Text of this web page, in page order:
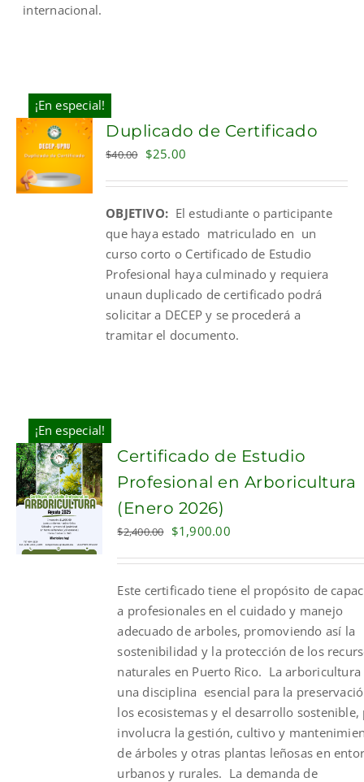
internacional.
¡En especial!
ADD TO
CART
Duplicado de Certificado
$40.00 Original
$40.00.
$25.00
$25.00.
OBJETIVO: El estudiante o participante
que haya estado matriculado en un
curso corto o Certificado de Estudio
Profesional haya culminado y requiera
unaun duplicado de certificado podrá
solicitar a DECEP y se procederá a
tramitar el documento.
¡En especial!
ADD TO
CART
Certificado de Estudio
Profesional en Arboricultura
(Enero 2026)
$2,400.00 Original
$2,400.00.
$1,900.00Current
$1,900.00.
Este certificado tiene el propósito de
a profesionales en el cuidado y manejo
adecuado de arboles, promoviendo así la
sostenibilidad y la protección de los
naturales en Puerto Rico. La arboricultura
una disciplina esencial para la
los ecosistemas y el desarrollo sostenible,
involucra la gestión, cultivo y
de árboles y otras plantas leñosas en
urbanos y rurales. La demanda de